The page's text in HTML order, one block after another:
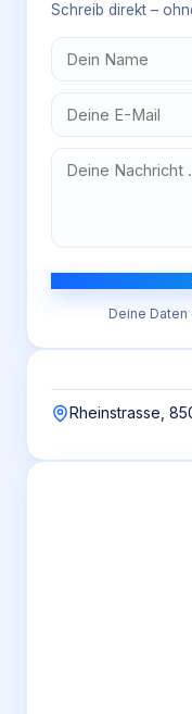
Schreib direkt –
Deine
Rheinstrasse,